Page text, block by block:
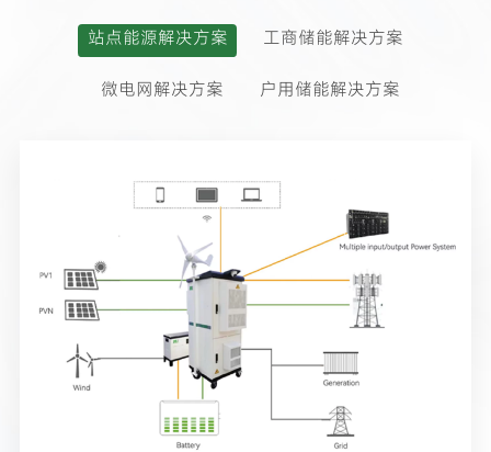
站点能源解决方案 工商储能解决方案
微电网解决方案 户用储能解决方案